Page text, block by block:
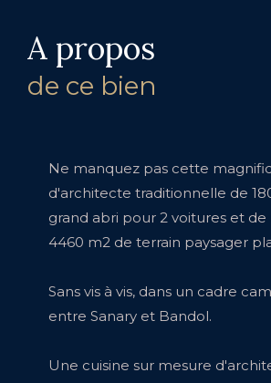
a propos
de ce bien
Ne manquez pas cette
d'architecte traditionnelle de
grand abri pour 2 voitures et
4460 m2 de terrain paysager
Sans vis à vis, dans un cadre
entre Sanary et Bandol.
Une cuisine sur mesure